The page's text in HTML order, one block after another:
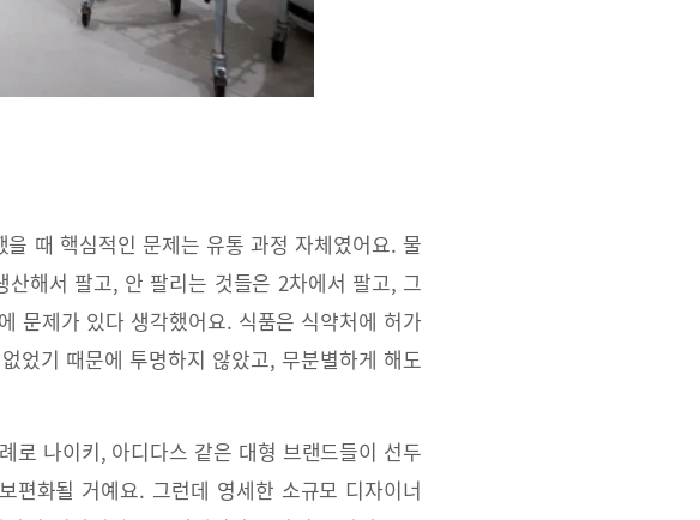
때 핵심적인 문제는 유통 과정 자체였어요. 물
해서 팔고, 안 팔리는 것들은 2차에서 팔고, 그
문제가 있다 생각했어요. 식품은 식약처에 허가
었기 때문에 투명하지 않았고, 무분별하게 해도
로 나이키, 아디다스 같은 대형 브랜드들이 선두
편화될 거예요. 그런데 영세한 소규모 디자이너